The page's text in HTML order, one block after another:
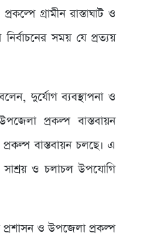
গ্রামীন রাস্তাঘাট ও
নির্বাচনের সময় যে প্রত্যয়
দুর্যোগ ব্যবস্থাপনা ও
প্রকল্প বাস্তবায়ন
বাস্তবায়ন চলছে। এ
ও চলাচল উপযোগি
ও উপজেলা প্রকল্প